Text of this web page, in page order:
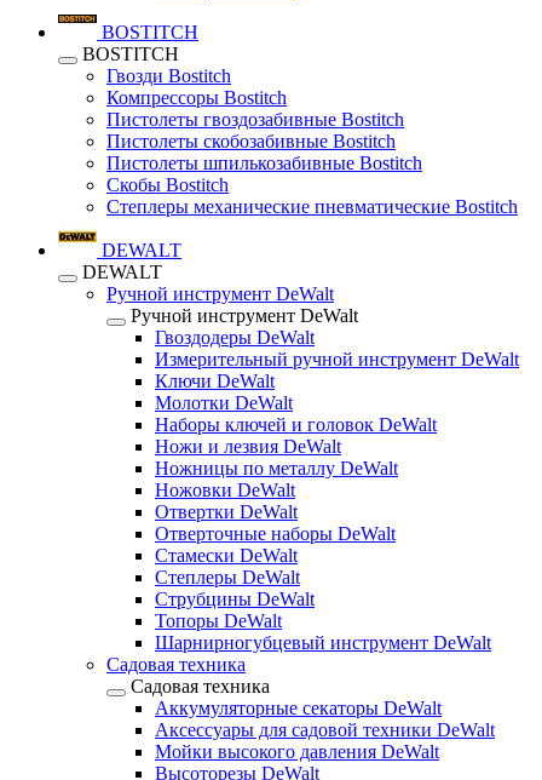
BOSTITCH
BOSTITCH
Гвозди Bostitch
Компрессоры Bostitch
Пистолеты гвоздозабивные Bostitch
Пистолеты скобозабивные Bostitch
Пистолеты шпилькозабивные Bostitch
Скобы Bostitch
Степлеры механические пневматические Bostitch
DEWALT
DEWALT
Ручной инструмент DeWalt
Ручной инструмент DeWalt
Гвоздодеры DeWalt
Измерительный ручной инструмент DeWalt
Ключи DeWalt
Молотки DeWalt
Наборы ключей и головок DeWalt
Ножи и лезвия DeWalt
Ножницы по металлу DeWalt
Ножовки DeWalt
Отвертки DeWalt
Отверточные наборы DeWalt
Стамески DeWalt
Степлеры DeWalt
Струбцины DeWalt
Топоры DeWalt
Шарнирногубцевый инструмент DeWalt
Садовая техника
Садовая техника
Аккумуляторные секаторы DeWalt
Аксессуары для садовой техники DeWalt
Мойки высокого давления DeWalt
Высоторезы DeWalt